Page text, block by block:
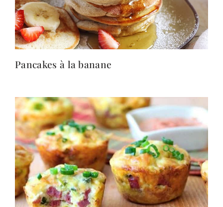
Pancakes à la banane